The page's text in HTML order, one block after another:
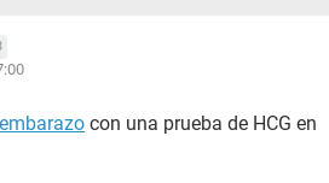
embarazo con una prueba de HCG en